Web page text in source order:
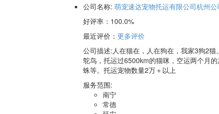
公司名称: 萌宠速达宠物托运有限公司杭州公
好评率： 100.0%
最近评价 ： 更多评价
公司描述:人在猫在，人在狗在，我家3狗2
鸵鸟，托运过6500km的猫咪，空运两个月
蛛等。托运宠物数量2万＋以上
服务范围:
南宁
常德